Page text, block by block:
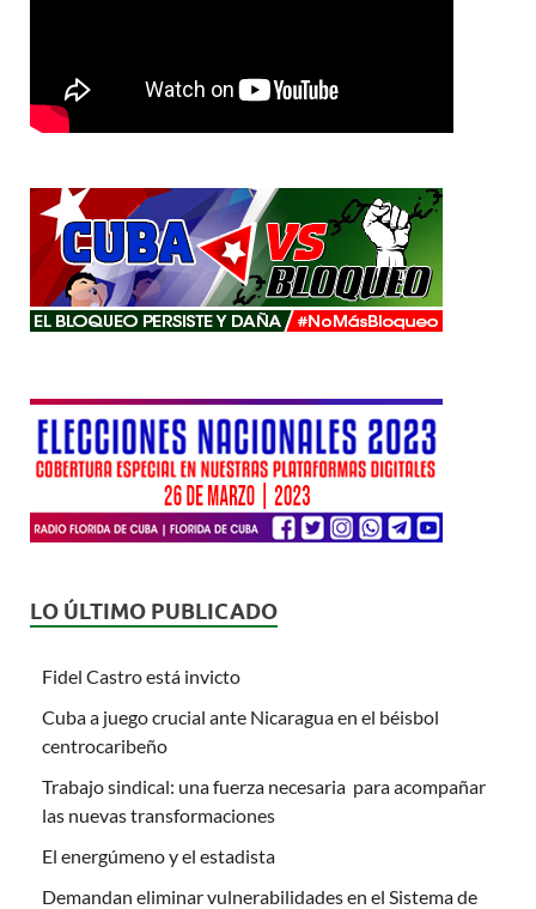
LO ÚLTIMO PUBLICADO
Fidel Castro está invicto
Cuba a juego crucial ante Nicaragua en el béisbol
centrocaribeño
Trabajo sindical: una fuerza necesaria para acompañar
las nuevas transformaciones
El energúmeno y el estadista
Demandan eliminar vulnerabilidades en el Sistema de